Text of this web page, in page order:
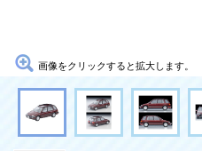
画像をクリックすると拡大します。